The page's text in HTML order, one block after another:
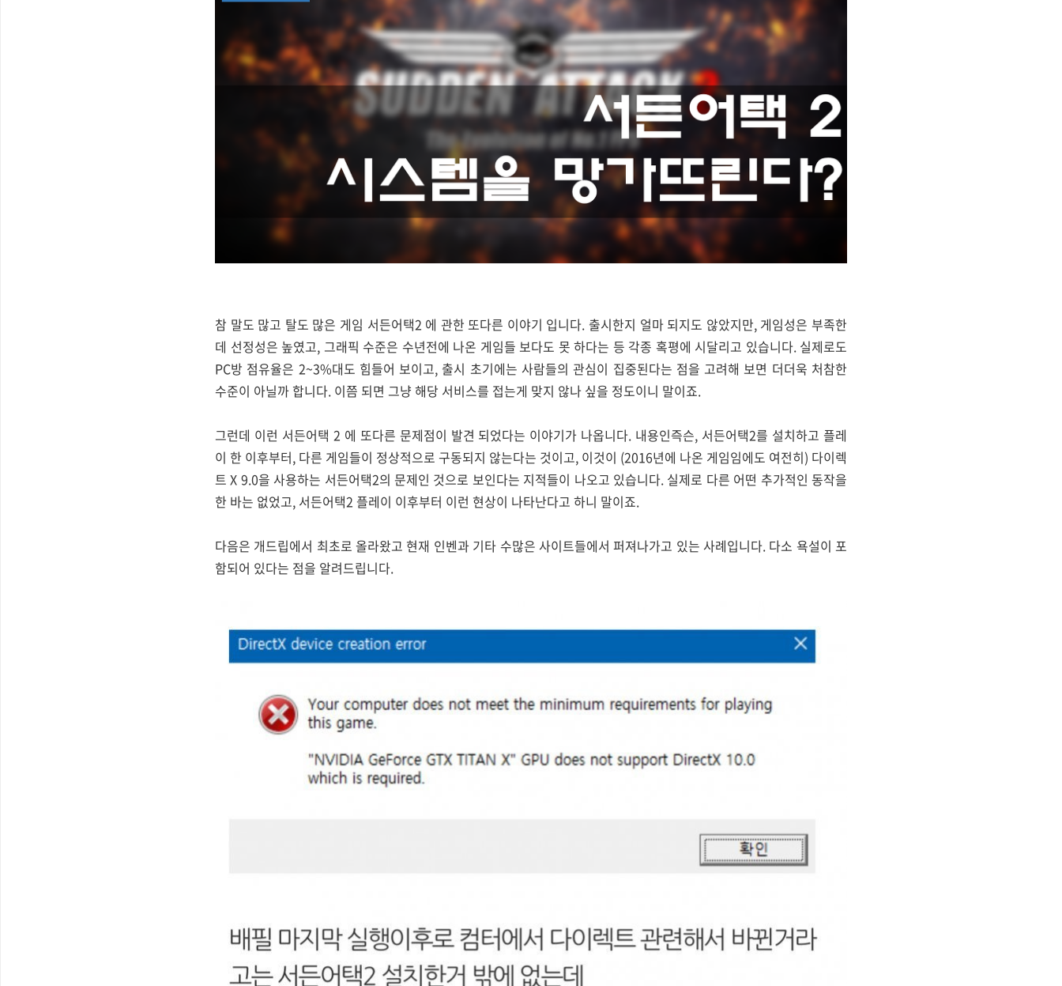
참 말도 많고 탈도 많은 게임 서든어택2 에 관한 또다른 이야기 입니다. 출시한지 얼마 되지도 않았지만, 게임성은 부족한
데 선정성은 높였고, 그래픽 수준은 수년전에 나온 게임들 보다도 못 하다는 등 각종 혹평에 시달리고 있습니다. 실제로도
PC방 점유율은 2~3%대도 힘들어 보이고, 출시 초기에는 사람들의 관심이 집중된다는 점을 고려해 보면 더더욱 처참한
수준이 아닐까 합니다. 이쯤 되면 그냥 해당 서비스를 접는게 맞지 않나 싶을 정도이니 말이죠.
그런데 이런 서든어택 2 에 또다른 문제점이 발견 되었다는 이야기가 나옵니다. 내용인즉슨, 서든어택2를 설치하고 플레
이 한 이후부터, 다른 게임들이 정상적으로 구동되지 않는다는 것이고, 이것이 (2016년에 나온 게임임에도 여전히) 다이렉
트 X 9.0을 사용하는 서든어택2의 문제인 것으로 보인다는 지적들이 나오고 있습니다. 실제로 다른 어떤 추가적인 동작을
한 바는 없었고, 서든어택2 플레이 이후부터 이런 현상이 나타난다고 하니 말이죠.
다음은 개드립에서 최초로 올라왔고 현재 인벤과 기타 수많은 사이트들에서 퍼져나가고 있는 사례입니다. 다소 욕설이 포
함되어 있다는 점을 알려드립니다.